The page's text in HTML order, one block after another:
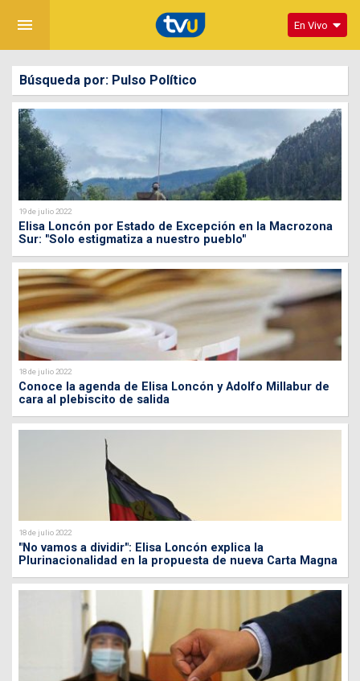
menu En Vivo
Búsqueda por: Pulso Político
19 de julio 2022
Elisa Loncón por Estado de Excepción en la Macrozona
Sur: "Solo estigmatiza a nuestro pueblo"
18 de julio 2022
Conoce la agenda de Elisa Loncón y Adolfo Millabur de
cara al plebiscito de salida
18 de julio 2022
"No vamos a dividir": Elisa Loncón explica la
Plurinacionalidad en la propuesta de nueva Carta Magna